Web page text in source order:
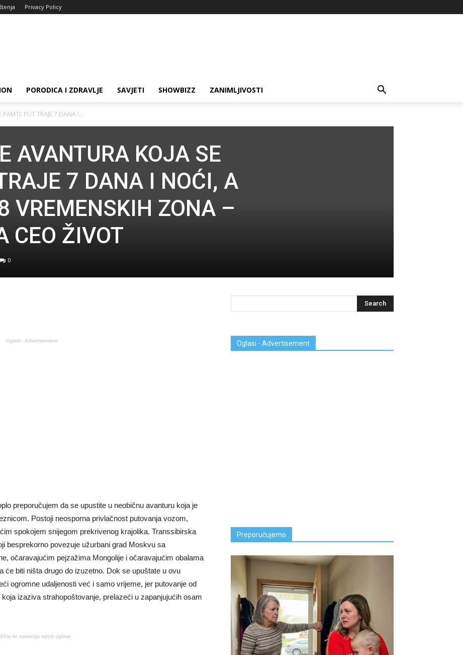
Privacy Policy
PORODICA I ZDRAVLJE SAVJETI SHOWBIZZ ZANIMLJIVOSTI
PAMTI: PUT TRAJE 7 DANA I...
AVANTURA KOJA SE
7 DANA I NOĆI, A
VREMENSKIH ZONA –
CEO ŽIVOT
0
Oglasi - Advertisement
preporučujem da se upustite u neobičnu avanturu koja je
Postoji neosporna privlačnost putovanja vozom,
spokojem snijegom prekrivenog krajolika. Transsibirska
besprekorno povezuje užurbani grad Moskvu sa
očaravajućim pejzažima Mongolije i očaravajućim obalama
će biti ništa drugo do izuzetno. Dok se upuštate u ovu
ogromne udaljenosti već i samo vrijeme, jer putovanje od
izaziva strahopoštovanje, prelazeći u zapanjujućih osam
se nastavlja ispod oglasa
Oglasi - Advertisement
Preporučujemo